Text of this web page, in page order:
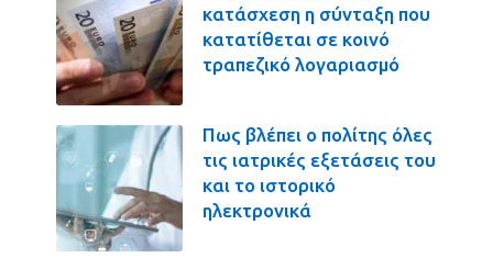
κατάσχεση η σύνταξη που
κατατίθεται σε κοινό
τραπεζικό λογαριασμό
Πως βλέπει ο πολίτης όλες
τις ιατρικές εξετάσεις του
και το ιστορικό
ηλεκτρονικά